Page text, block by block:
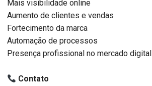
Mais visibilidade online
Aumento de clientes e vendas
Fortecimento da marca
Automação de processos
Presença profissional no mercado digital
Contato